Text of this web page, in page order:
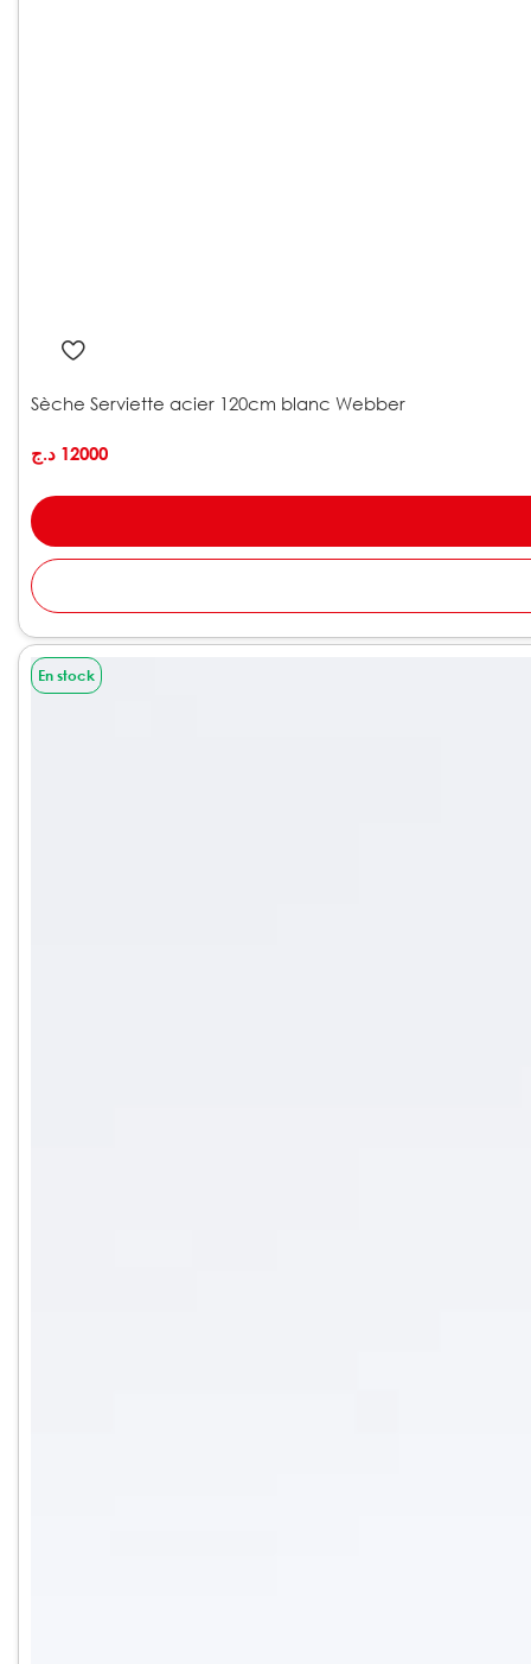
Sèche Serviette acier 120cm blanc Webber
12000 د.ج
En stock